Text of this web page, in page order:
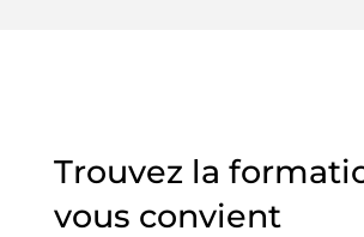
Trouvez la
vous convient